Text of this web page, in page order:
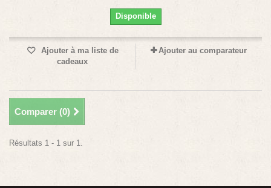
Disponible
Ajouter à ma liste de
cadeaux
Ajouter au comparateur
Comparer (0)
Résultats 1 - 1 sur 1.